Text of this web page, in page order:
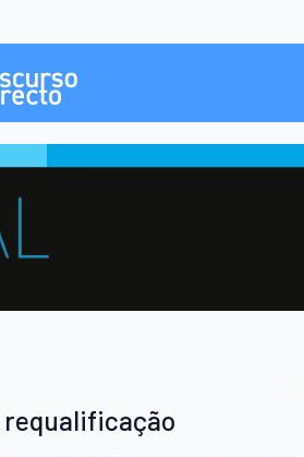
requalificação